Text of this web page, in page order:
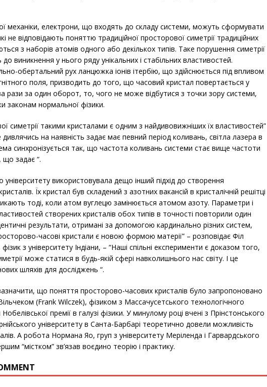
механіки, електрони, що входять до складу системи, можуть сформувати
не відповідають поняттю традиційної просторової симетрії традиційних
з наборів атомів одного або декількох типів. Таке порушення симетрії
виникнення у нього ряду унікальних і стабільних властивостей.
обертальний рух ланцюжка іонів ітербію, що здійснюється під впливом
поля, призводить до того, що часовий кристал повертається у
рази за один оборот, то, чого не може відбутися з точки зору системи,
законам нормальної фізики.
симетрії такими кристалами є одним з найдивовижніших їх властивостей”
на наявність задає має певний період коливань, світла лазера в
синхронізується так, що частота коливань системи стає вище частоти
що задає “.
університету використовувала дещо інший підхід до створення
Їх кристал був складений з азотних вакансій в кристалічній решітці
тоді, коли атом вуглецю замінюється атомом азоту. Параметри і
створених кристалів обох типів в точності повторили один
результати, отримані за допомогою кардинально різних систем,
часові кристали є новою формою матерії” – розповідає Філ
з університету Індіани, – “Наші спільні експерименти є доказом того,
може статися в будь-якій сфері навколишнього нас світу. І це
шляхів для досліджень “.
що поняття просторово-часових кристалів було запропоновано
(Frank Wilczek), фізиком з Массачусетського технологічного
премії в галузі фізики. У минулому році вчені з Прінстонського
університету в Санта-Барбарі теоретично довели можливість
А робота Нормана Яо, груп з університету Меріленда і Гарвардського
“містком” зв’язав воєдино теорію і практику.